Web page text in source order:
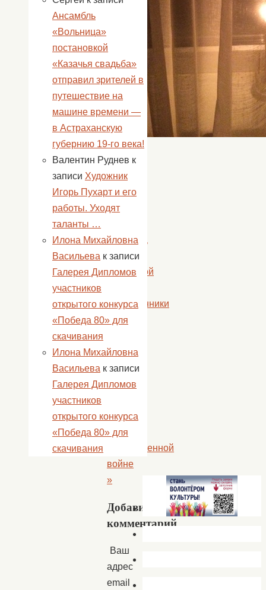
«
20
июня
в
Золотуха
прошел
«Трудовой
Воспитанники
детского
№
17
читают
о
Великой
Отечественной
войне
»
Добавить
комментарий
Ваш
адрес
email
Ансамбль
«Вольница»
постановкой
«Казачья свадьба»
отправил зрителей в
путешествие на
машине времени —
в Астраханскую
губернию 19-го века!
Валентин Руднев к
записи Художник
Игорь Пухарт и его
работы. Уходят
таланты …
Илона Михайловна
Васильева к записи
Галерея Дипломов
участников
открытого конкурса
«Победа 80» для
скачивания
Илона Михайловна
Васильева к записи
Галерея Дипломов
участников
открытого конкурса
«Победа 80» для
скачивания